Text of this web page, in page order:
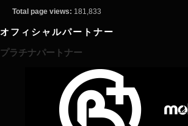
Total page views: 181,833
オフィシャルパートナー
プラチナパートナー